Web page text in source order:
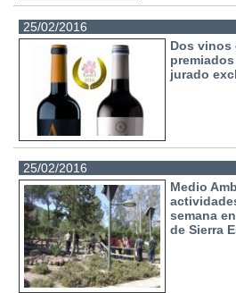
25/02/2016
Dos vinos
jurado
25/02/2016
Medio
semana
de Sierra